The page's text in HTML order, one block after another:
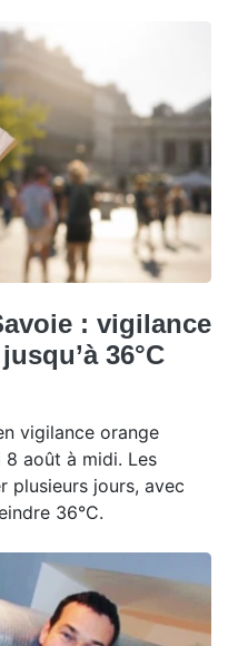
: vigilance
36°C
vigilance orange
août à midi. Les
plusieurs jours, avec
36°C.